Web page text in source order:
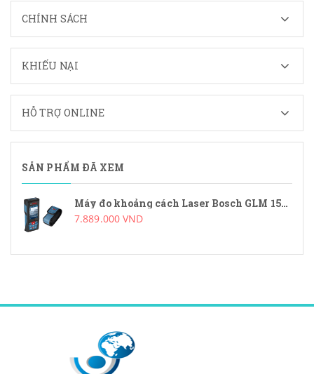
CHÍNH SÁCH
KHIẾU NẠI
HỖ TRỢ ONLINE
SẢN PHẨM ĐÃ XEM
Máy đo khoảng cách Laser Bosch GLM 150 C
7.889.000 VND